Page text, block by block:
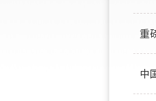
重
中